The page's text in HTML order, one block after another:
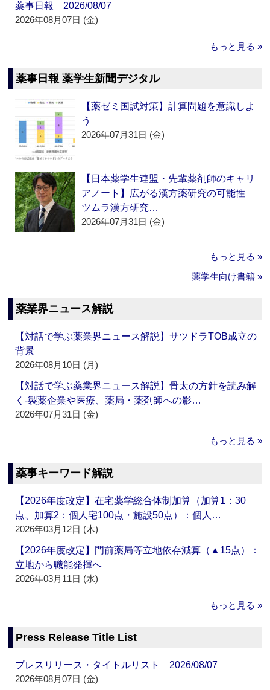
薬事日報 2026/08/07
2026年08月07日 (金)
もっと見る »
薬事日報 薬学生新聞デジタル
【薬ゼミ国試対策】計算問題を意識しよ
う
2026年07月31日 (金)
【日本薬学生連盟・先輩薬剤師のキャリ
アノート】広がる漢方薬研究の可能性
ツムラ漢方研究…
2026年07月31日 (金)
もっと見る »
薬学生向け書籍 »
薬業界ニュース解説
【対話で学ぶ薬業界ニュース解説】サツドラTOB成立の
背景
2026年08月10日 (月)
【対話で学ぶ薬業界ニュース解説】骨太の方針を読み解
く‐製薬企業や医療、薬局・薬剤師への影…
2026年07月31日 (金)
もっと見る »
薬事キーワード解説
【2026年度改定】在宅薬学総合体制加算（加算1：30
点、加算2：個人宅100点・施設50点）：個人…
2026年03月12日 (木)
【2026年度改定】門前薬局等立地依存減算（▲15点）：
立地から職能発揮へ
2026年03月11日 (水)
もっと見る »
Press Release Title List
プレスリリース・タイトルリスト 2026/08/07
2026年08月07日 (金)